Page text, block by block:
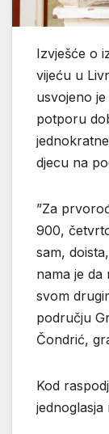
Izvješće o
vijeću u
usvojeno
potporu
djecu na
”Za
900,
sam,
nama je da
svom
području
Čondrić,
Kod
jednoglasja